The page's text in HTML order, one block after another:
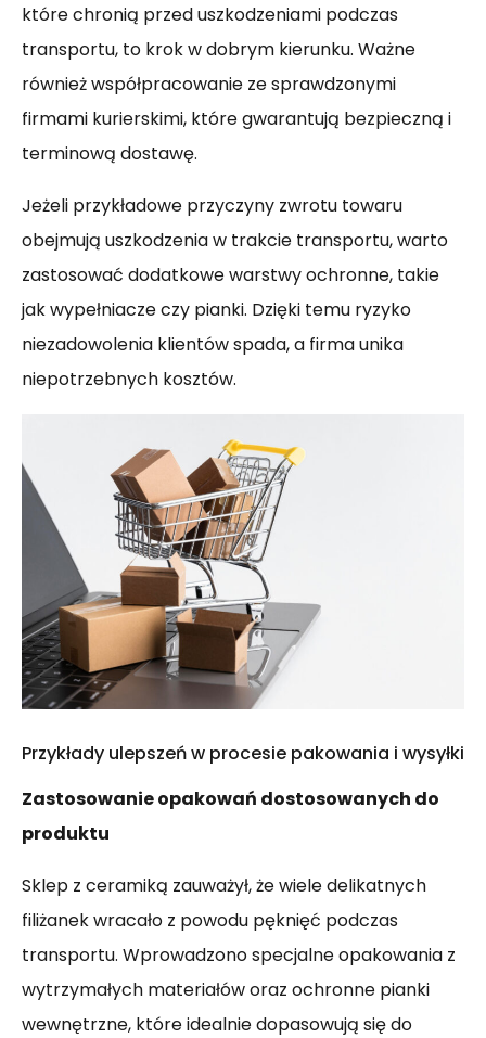
które chronią przed uszkodzeniami podczas
transportu, to krok w dobrym kierunku. Ważne
również współpracowanie ze sprawdzonymi
firmami kurierskimi, które gwarantują bezpieczną i
terminową dostawę.
Jeżeli przykładowe przyczyny zwrotu towaru
obejmują uszkodzenia w trakcie transportu, warto
zastosować dodatkowe warstwy ochronne, takie
jak wypełniacze czy pianki. Dzięki temu ryzyko
niezadowolenia klientów spada, a firma unika
niepotrzebnych kosztów.
Przykłady ulepszeń w procesie pakowania i wysyłki
Zastosowanie opakowań dostosowanych do
produktu
Sklep z ceramiką zauważył, że wiele delikatnych
filiżanek wracało z powodu pęknięć podczas
transportu. Wprowadzono specjalne opakowania z
wytrzymałych materiałów oraz ochronne pianki
wewnętrzne, które idealnie dopasowują się do